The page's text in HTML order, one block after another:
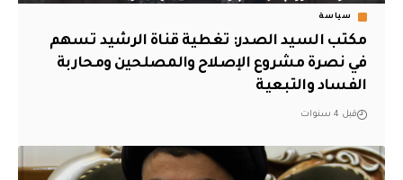
سياسة
مكتب السيد الصدر: تغطية قناة الرشيد تسهم
في نصرة مشروع الإصلاح والمصلحين ومحاربة
الفساد والتبعية
قبل 4 سنوات